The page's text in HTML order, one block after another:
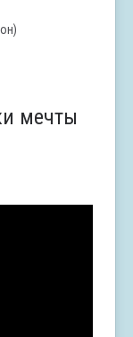
мечты